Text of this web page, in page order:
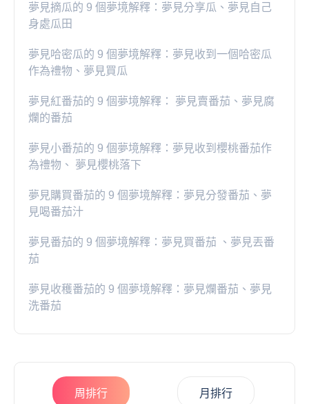
夢見摘瓜的 9 個夢境解釋：夢見分享瓜、夢見自己
身處瓜田
夢見哈密瓜的 9 個夢境解釋：夢見收到一個哈密瓜
作為禮物、夢見買瓜
夢見紅番茄的 9 個夢境解釋： 夢見賣番茄、夢見腐
爛的番茄
​夢見小番茄的 9 個夢境解釋：夢見收到櫻桃番茄作
為禮物、 夢見櫻桃落下
夢見購買番茄的 9 個夢境解釋：夢見分發番茄、夢
見喝番茄汁
夢見番茄的 9 個夢境解釋：夢見買番茄 、夢見丟番
茄
夢見收穫番茄的 9 個夢境解釋：夢見爛番茄、夢見
洗番茄
周排行 月排行